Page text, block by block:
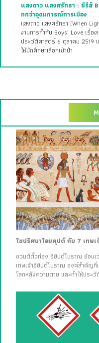
แสงดาว แสงศรัทธา : ซีรีส์
กกว่าอุดมการณ์การเมือง
แสงดาว แสงศรัทธา (When
งานการกำกับ Boys’ Love เรื่
ประวัติศาสตร์ 6 ตุลาคม 2519
ให้นักศึกษาเลือกเข้าป่า
ไขปริศนาไอยคุปต์ กับ 7 เทพเ
ชวนตีตั๋วท่อง อียิปต์โบราณ ย้อนเ
เทพเจ้าอียิปต์โบราณ องค์สำคัญที่
โลกหลังความตาย และทำให้ประ